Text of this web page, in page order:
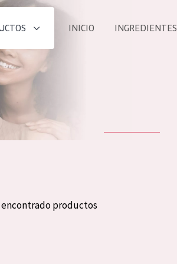
INICIO INGREDIENTES
encontrado productos